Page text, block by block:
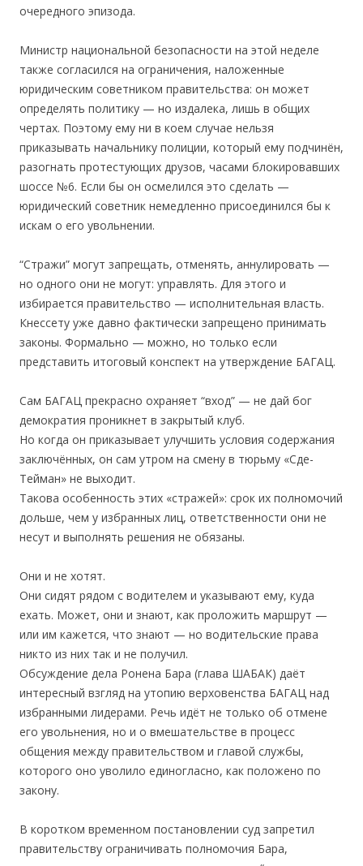
очередного эпизода.
Министр национальной безопасности на этой неделе
также согласился на ограничения, наложенные
юридическим советником правительства: он может
определять политику — но издалека, лишь в общих
чертах. Поэтому ему ни в коем случае нельзя
приказывать начальнику полиции, который ему подчинён,
разогнать протестующих друзов, часами блокировавших
шоссе №6. Если бы он осмелился это сделать —
юридический советник немедленно присоединился бы к
искам о его увольнении.
“Стражи” могут запрещать, отменять, аннулировать —
но одного они не могут: управлять. Для этого и
избирается правительство — исполнительная власть.
Кнессету уже давно фактически запрещено принимать
законы. Формально — можно, но только если
представить итоговый конспект на утверждение БАГАЦ.
Сам БАГАЦ прекрасно охраняет “вход” — не дай бог
демократия проникнет в закрытый клуб.
Но когда он приказывает улучшить условия содержания
заключённых, он сам утром на смену в тюрьму «Сде-
Тейман» не выходит.
Такова особенность этих «стражей»: срок их полномочий
дольше, чем у избранных лиц, ответственности они не
несут и выполнять решения не обязаны.
Они и не хотят.
Они сидят рядом с водителем и указывают ему, куда
ехать. Может, они и знают, как проложить маршрут —
или им кажется, что знают — но водительские права
никто из них так и не получил.
Обсуждение дела Ронена Бара (глава ШАБАК) даёт
интересный взгляд на утопию верховенства БАГАЦ над
избранными лидерами. Речь идёт не только об отмене
его увольнения, но и о вмешательстве в процесс
общения между правительством и главой службы,
которого оно уволило единогласно, как положено по
закону.
В коротком временном постановлении суд запретил
правительству ограничивать полномочия Бара,